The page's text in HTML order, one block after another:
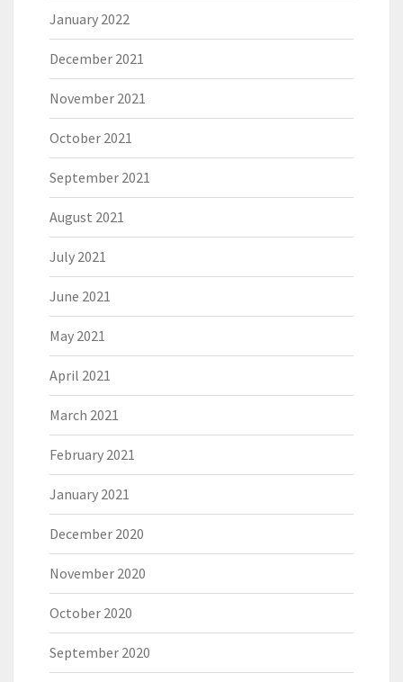
January 2022
December 2021
November 2021
October 2021
September 2021
August 2021
July 2021
June 2021
May 2021
April 2021
March 2021
February 2021
January 2021
December 2020
November 2020
October 2020
September 2020